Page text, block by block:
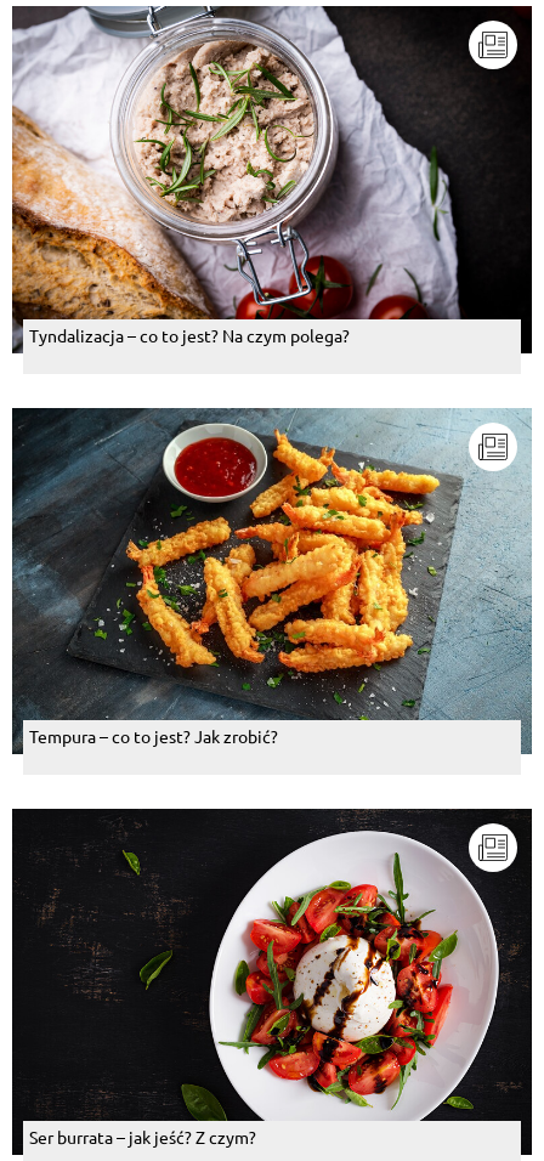
Tyndalizacja – co to jest? Na czym polega?
Tempura – co to jest? Jak zrobić?
Ser burrata – jak jeść? Z czym?